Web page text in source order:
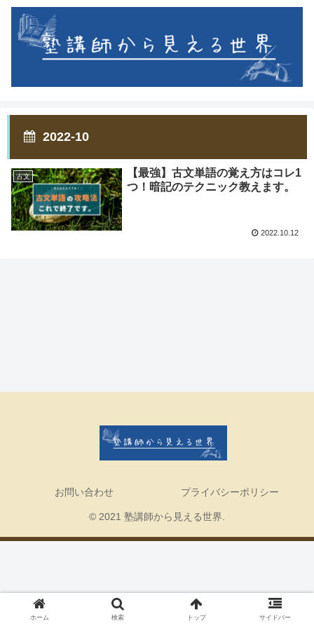
2022-10
古文
【最強】古文単語の覚え方はコレ1
つ！暗記のテクニック教えます。
2022.10.12
お問い合わせ プライバシーポリシー
© 2021 塾講師から見える世界.
ホーム 検索 トップ サイドバー